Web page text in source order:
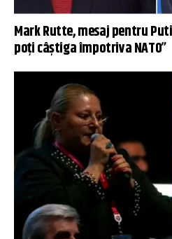
Mark Rutte, mesaj pentru
poți câștiga împotriva NATO”